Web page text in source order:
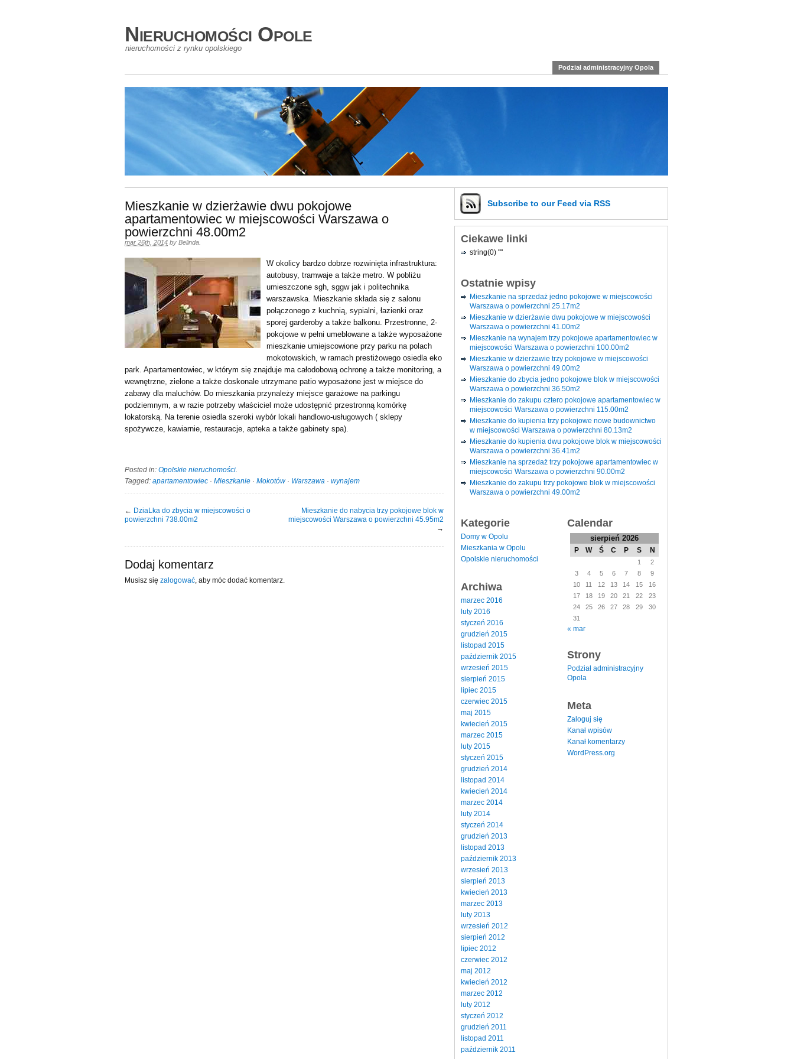
Nieruchomości Opole
nieruchomości z rynku opolskiego
Podział administracyjny Opola
Mieszkanie w dzierżawie dwu pokojowe
apartamentowiec w miejscowości Warszawa o
powierzchni 48.00m2
mar 26th, 2014 by Belinda
W okolicy bardzo dobrze rozwinięta infrastruktura:
autobusy, tramwaje a także metro. W pobliżu
umieszczone sgh, sggw jak i politechnika
warszawska. Mieszkanie składa się z salonu
połączonego z kuchnią, sypialni, łazienki oraz
sporej garderoby a także balkonu. Przestronne, 2-
pokojowe w pełni umeblowane a także wyposażone
mieszkanie umiejscowione przy parku na polach
mokotowskich, w ramach prestiżowego osiedla eko
park. Apartamentowiec, w którym się znajduje ma całodobową ochronę a także monitoring, a
wewnętrzne, zielone a także doskonale utrzymane patio wyposażone jest w miejsce do
zabawy dla maluchów. Do mieszkania przynależy miejsce garażowe na parkingu
podziemnym, a w razie potrzeby właściciel może udostępnić przestronną komórkę
lokatorską. Na terenie osiedla szeroki wybór lokali handlowo-usługowych ( sklepy
spożywcze, kawiarnie, restauracje, apteka a także gabinety spa).
Posted in: Opolskie nieruchomości.
Tagged: apartamentowiec · Mieszkanie · Mokotów· Warszawa · wynajem
← DziaLka do zbycia w miejscowości o
powierzchni 738.00m2
Mieszkanie do nabycia trzy pokojowe blok w
miejscowości Warszawa o powierzchni 45.95m2
→
Dodaj komentarz
Musisz się zalogować , aby móc dodać komentarz.
Subscribe to our Feed via RSS
Ciekawe linki
string(0) ""
Ostatnie wpisy
Mieszkanie na sprzedaż jedno pokojowe w miejscowości
Warszawa o powierzchni 25.17m2
Mieszkanie w dzierżawie dwu pokojowe w miejscowości
Warszawa o powierzchni 41.00m2
Mieszkanie na wynajem trzy pokojowe apartamentowiec w
miejscowości Warszawa o powierzchni 100.00m2
Mieszkanie w dzierżawie trzy pokojowe w miejscowości
Warszawa o powierzchni 49.00m2
Mieszkanie do zbycia jedno pokojowe blok w miejscowości
Warszawa o powierzchni 36.50m2
Mieszkanie do zakupu cztero pokojowe apartamentowiec w
miejscowości Warszawa o powierzchni 115.00m2
Mieszkanie do kupienia trzy pokojowe nowe budownictwo
w miejscowości Warszawa o powierzchni 80.13m2
Mieszkanie do kupienia dwu pokojowe blok w miejscowości
Warszawa o powierzchni 36.41m2
Mieszkanie na sprzedaż trzy pokojowe apartamentowiec w
miejscowości Warszawa o powierzchni 90.00m2
Mieszkanie do zakupu trzy pokojowe blok w miejscowości
Warszawa o powierzchni 49.00m2
Kategorie
Domy w Opolu
Mieszkania w Opolu
Opolskie nieruchomości
Archiwa
marzec 2016
luty 2016
styczeń 2016
grudzień 2015
listopad 2015
październik 2015
wrzesień 2015
sierpień 2015
lipiec 2015
czerwiec 2015
maj 2015
kwiecień 2015
marzec 2015
luty 2015
styczeń 2015
grudzień 2014
listopad 2014
kwiecień 2014
marzec 2014
luty 2014
styczeń 2014
grudzień 2013
listopad 2013
październik 2013
wrzesień 2013
sierpień 2013
kwiecień 2013
marzec 2013
luty 2013
wrzesień 2012
sierpień 2012
lipiec 2012
czerwiec 2012
maj 2012
kwiecień 2012
marzec 2012
luty 2012
styczeń 2012
grudzień 2011
listopad 2011
październik 2011
Calendar
sierpień 2026
P W Ś C P S N
1
2
3
4 5 6 7 8
9
10
11 12 13 14 15
16
17
18 19 20 21 22
23
24
25 26 27 28 29
30
31
« mar
Strony
Podział administracyjny
Opola
Meta
Zaloguj się
Kanał wpisów
Kanał komentarzy
WordPress.org